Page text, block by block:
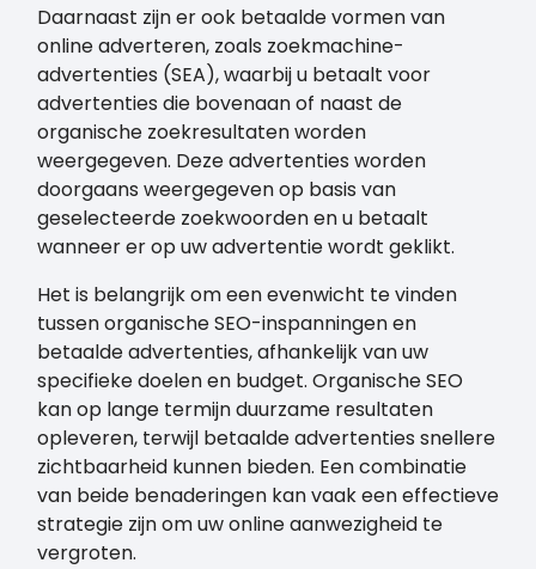
Daarnaast zijn er ook betaalde vormen van
online adverteren, zoals zoekmachine-
advertenties (SEA), waarbij u betaalt voor
advertenties die bovenaan of naast de
organische zoekresultaten worden
weergegeven. Deze advertenties worden
doorgaans weergegeven op basis van
geselecteerde zoekwoorden en u betaalt
wanneer er op uw advertentie wordt geklikt.
Het is belangrijk om een evenwicht te vinden
tussen organische SEO-inspanningen en
betaalde advertenties, afhankelijk van uw
specifieke doelen en budget. Organische SEO
kan op lange termijn duurzame resultaten
opleveren, terwijl betaalde advertenties snellere
zichtbaarheid kunnen bieden. Een combinatie
van beide benaderingen kan vaak een effectieve
strategie zijn om uw online aanwezigheid te
vergroten.